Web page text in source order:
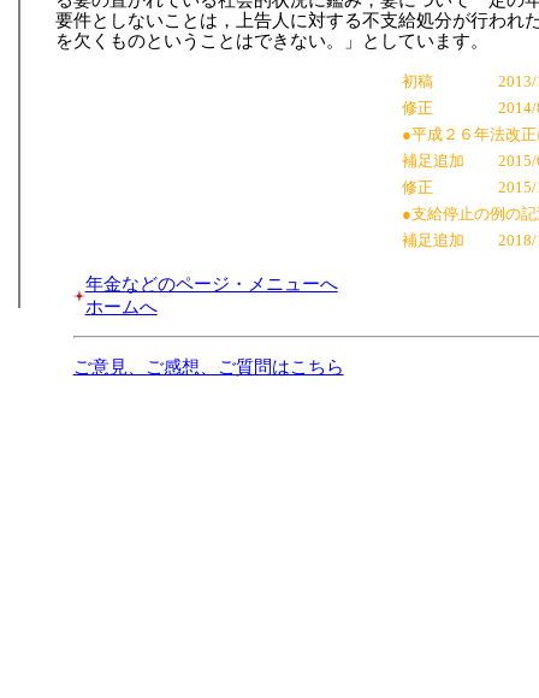
要件としないことは，上告人に対する不支給処分が行われ
を欠くものということはできない。」としています。
初稿
修正
●平成２６年法改
補足追加
修正
●支給停止の例の
補足追加
年金などのページ・メニューへ
ホームへ
ご意見、ご感想、ご質問はこちら